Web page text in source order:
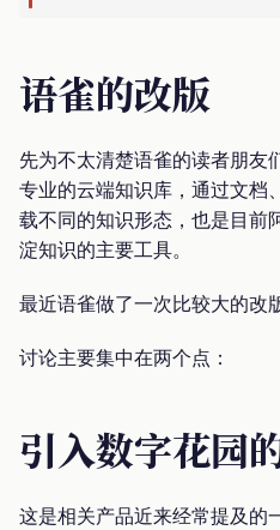
语雀的改版
先为不太清楚语雀的读者朋友
专业的云端知识库，通过文档
载不同的知识形态，也是目前
淀知识的主要工具。
最近语雀做了一次比较大的改
讨论主要集中在两个点：
引入数字花园
这是相关产品近来经常提及的